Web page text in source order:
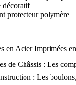
décoratif
protecteur polymère
en Acier Imprimées
de Châssis : Les
: Les